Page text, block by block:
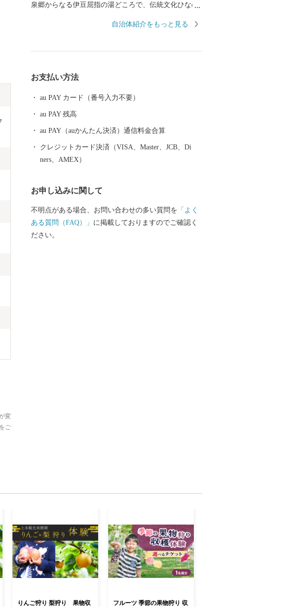
変
ご
泉郷からなる伊豆屈指の湯どころで、伝統文化ひなの
ただけます。 温暖な気候に育まれたブランド金目鯛
自治体紹介をもっと見る
お支払い方法
au PAY カード（番号入力不要）
au PAY 残高
au PAY（auかんたん決済）通信料金合算
クレジットカード決済（VISA、Master、JCB、Di
ners、AMEX）
お申し込みに関して
不明点がある場合、お問い合わせの多い質問を 「よく
ある質問（FAQ）」 に掲載しておりますのでご確認く
ださい。
りんご狩り 梨狩り 果物収
フルーツ 季節の果物狩り 収